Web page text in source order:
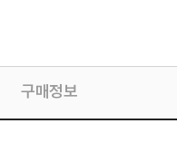
구매정보